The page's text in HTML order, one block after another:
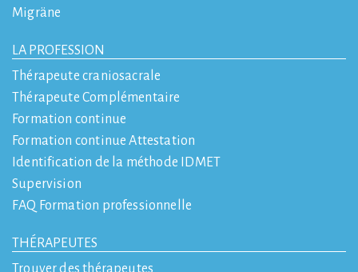
Migräne
LA PROFESSION
Thérapeute craniosacrale
Thérapeute Complémentaire
Formation continue
Formation continue Attestation
Identification de la méthode IDMET
Supervision
FAQ Formation professionnelle
THÉRAPEUTES
Trouver des thérapeutes